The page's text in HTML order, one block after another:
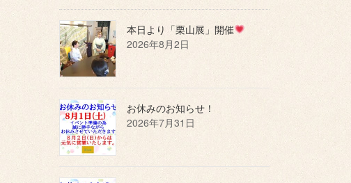
本日より「栗山展」開催
2026年8月2日
お休みのお知らせ！
2026年7月31日